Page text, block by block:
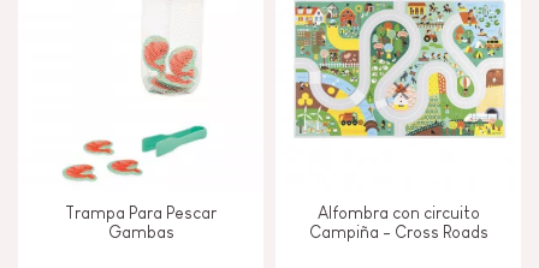
Trampa Para Pescar
Gambas
Alfombra con circuito
Campiña - Cross Roads